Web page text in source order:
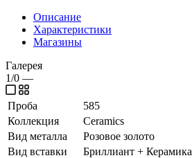
Описание
Характеристики
Магазины
Галерея
1/0 —
Проба
585
Коллекция
Ceramics
Вид металла
Розовое золото
Вид вставки
Бриллиант + Керамика